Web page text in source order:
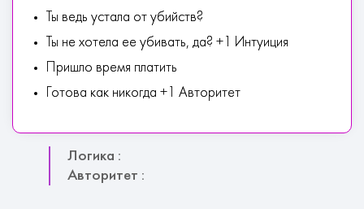
Ты ведь устала от убийств?
Ты не хотела ее убивать, да? +1 Интуиция
Пришло время платить
Готова как никогда +1 Авторитет
Логика :
Авторитет :